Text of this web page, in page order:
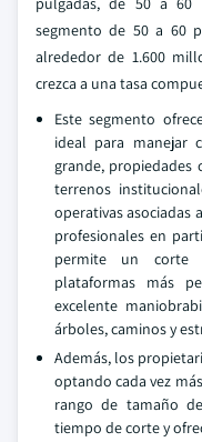
segmento de 50 a 60
alrededor de 1.600
crezca a una tasa
Este segmento
ideal para manejar
grande, propiedades
terrenos
operativas asociadas
profesionales en
permite un corte
plataformas más
excelente
árboles, caminos y
Además, los
optando cada vez
rango de tamaño
tiempo de corte y